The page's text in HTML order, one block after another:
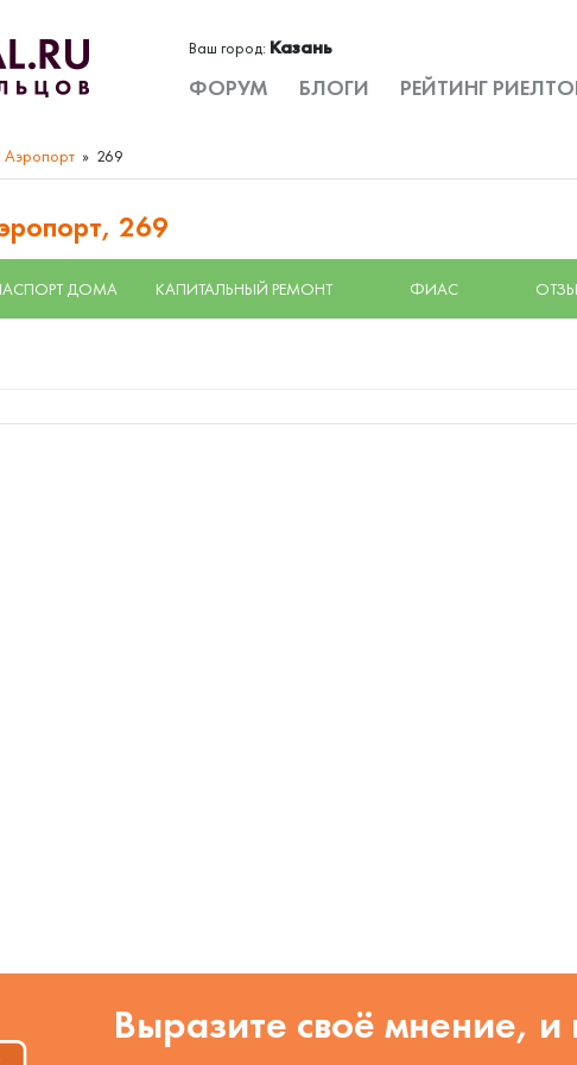
Ваш город: Казань
ФОРУМ БЛОГИ РЕЙТИНГ
Аэропорт 269
269
ДОМА КАПИТАЛЬНЫЙ РЕМОНТ ФИАС
Выразите своё мнение, и